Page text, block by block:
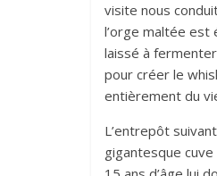
visite nous
l’orge maltée est
laissé à
pour créer le
entièrement du
L’entrepôt
gigantesque